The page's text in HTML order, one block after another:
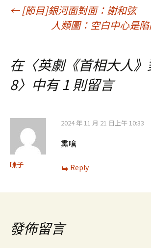
文
導
覽
←[節目]銀河面對面：謝和弦
人類圖：空白中心是
在〈英劇《首相大人
8〉中有 1 則留言
咪子
2024 年 11 月 21 日上午 10:33
熏嗆
Reply
發佈留言